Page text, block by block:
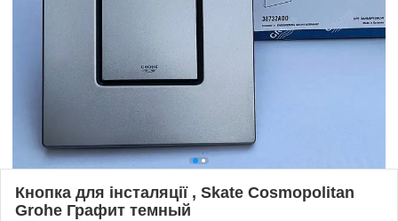
Кнопка для інсталяції , Skate Cosmopolitan
Grohe Графит темный